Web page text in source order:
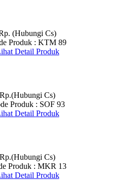
(Hubungi Cs)
Produk : KTM 89
Detail Produk
Rp.(Hubungi Cs)
Produk : SOF 93
Detail Produk
Rp.(Hubungi Cs)
Produk : MKR 13
Detail Produk